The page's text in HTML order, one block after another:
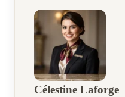
Célestine Laforge